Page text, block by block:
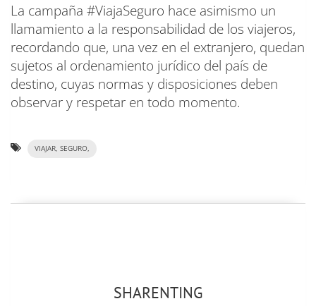
La campaña #ViajaSeguro hace asimismo un
llamamiento a la responsabilidad de los viajeros,
recordando que, una vez en el extranjero, quedan
sujetos al ordenamiento jurídico del país de
destino, cuyas normas y disposiciones deben
observar y respetar en todo momento.
VIAJAR, SEGURO,
SHARENTING